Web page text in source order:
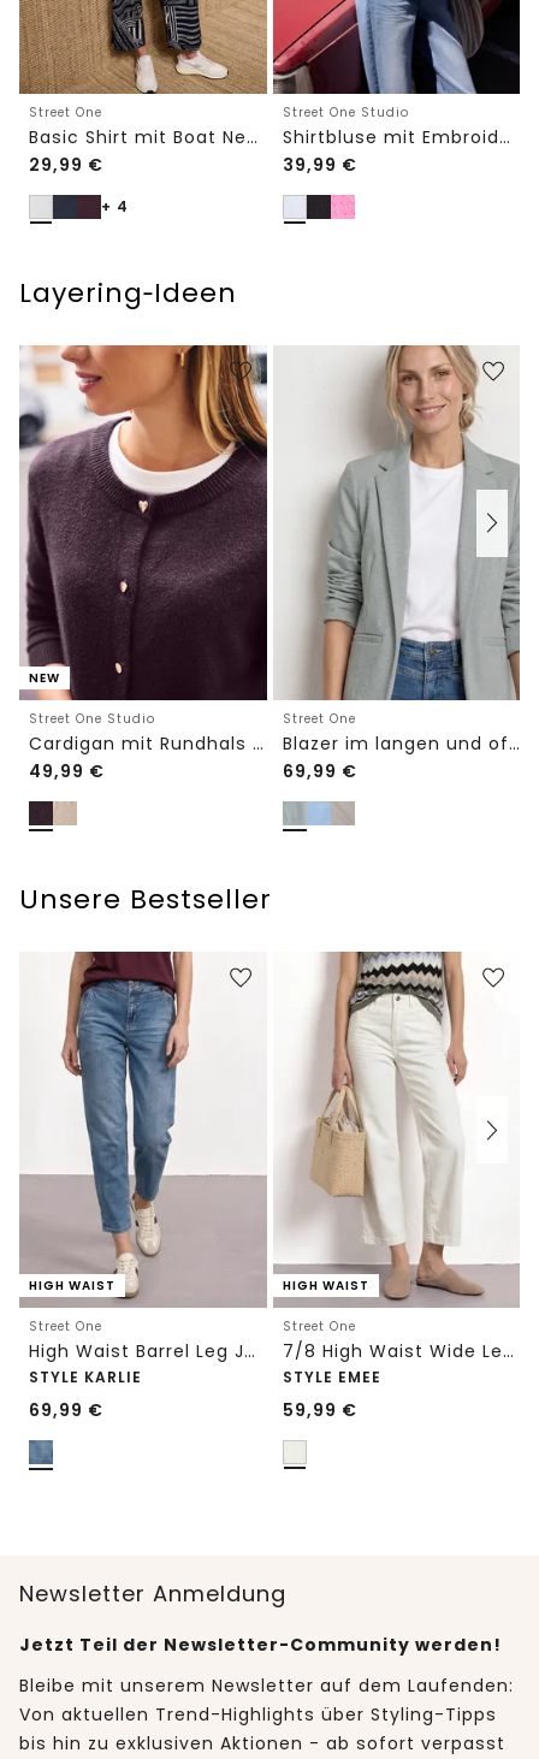
Street One
Basic Shirt mit Boat Neck und Elastikbund
29,99 €
+ 4
Street One Studio
Shirtbluse mit Embroidery-Front
39,99 €
Layering‑Ideen
NEW
Street One Studio
Cardigan mit Rundhals und Knöpfen
49,99 €
Street One
Blazer im langen und offenen Schnitt
69,99 €
Unsere Bestseller
HIGH WAIST
Street One
High Waist Barrel Leg Jeans im Loose Fit
STYLE KARLIE
69,99 €
HIGH WAIST
Street One
7/8 High Waist Wide Leg Jeans im Loose Fit
STYLE EMEE
59,99 €
Newsletter Anmeldung
Jetzt Teil der Newsletter-Community werden!
Bleibe mit unserem Newsletter auf dem Laufenden:
Von aktuellen Trend-Highlights über Styling-Tipps
bis hin zu exklusiven Aktionen - ab sofort verpasst